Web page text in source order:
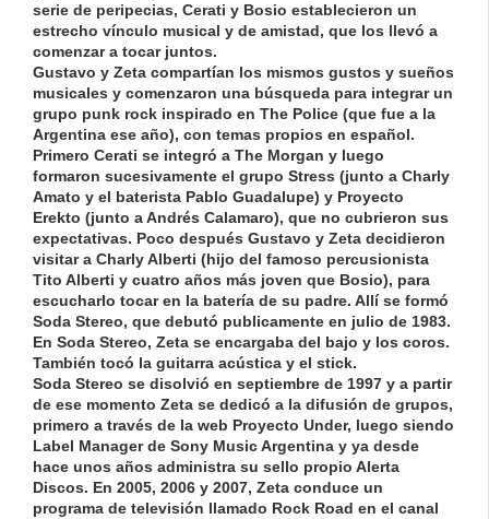
serie de peripecias, Cerati y Bosio establecieron un
estrecho vínculo musical y de amistad, que los llevó a
comenzar a tocar juntos.
Gustavo y Zeta compartían los mismos gustos y sueños
musicales y comenzaron una búsqueda para integrar un
grupo punk rock inspirado en The Police (que fue a la
Argentina ese año), con temas propios en español.
Primero Cerati se integró a The Morgan y luego
formaron sucesivamente el grupo Stress (junto a Charly
Amato y el baterista Pablo Guadalupe) y Proyecto
Erekto (junto a Andrés Calamaro), que no cubrieron sus
expectativas. Poco después Gustavo y Zeta decidieron
visitar a Charly Alberti (hijo del famoso percusionista
Tito Alberti y cuatro años más joven que Bosio), para
escucharlo tocar en la batería de su padre. Allí se formó
Soda Stereo, que debutó publicamente en julio de 1983.
En Soda Stereo, Zeta se encargaba del bajo y los coros.
También tocó la guitarra acústica y el stick.
Soda Stereo se disolvió en septiembre de 1997 y a partir
de ese momento Zeta se dedicó a la difusión de grupos,
primero a través de la web Proyecto Under, luego siendo
Label Manager de Sony Music Argentina y ya desde
hace unos años administra su sello propio Alerta
Discos. En 2005, 2006 y 2007, Zeta conduce un
programa de televisión llamado Rock Road en el canal